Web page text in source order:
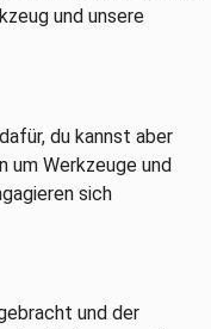
und unsere
du kannst aber
um Werkzeuge und
sich
und der